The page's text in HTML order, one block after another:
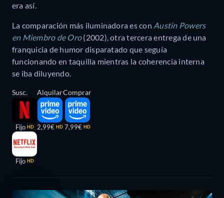
era así.
La comparación más iluminadora es con Austin Powers
en Miembro de Oro(2002), otra tercera entrega de una
franquicia de humor disparatado que seguía
funcionando en taquilla mientras la coherencia interna
se iba diluyendo.
Susc.
Fijo HD
Fijo HD
Alquilar
2,99€ HD
Comprar
7,99€ HD